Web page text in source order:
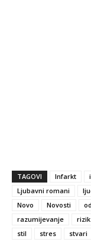
TAGOVI Infarkt
Ljubavni romani
Novo
Novosti
razumijevanje
rizik
stil
stres stvari